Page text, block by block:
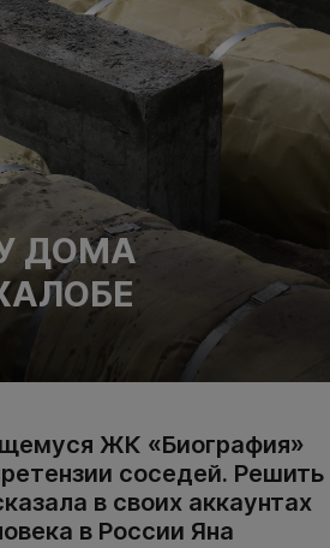
ДОМА
ЖК «Биография»
соседей. Решить
в своих аккаунтах
в России Яна